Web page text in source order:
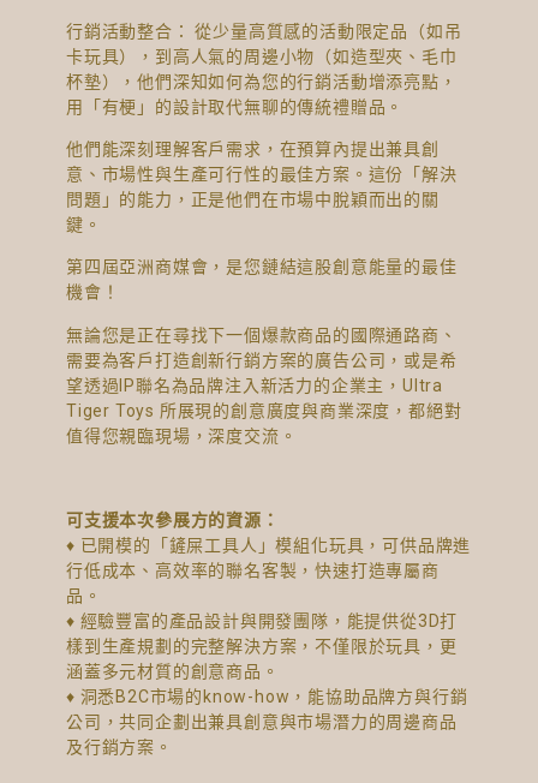
行銷活動整合： 從少量高質感的活動限定品（如吊
卡玩具），到高人氣的周邊小物（如造型夾、毛巾
杯墊），他們深知如何為您的行銷活動增添亮點，
用「有梗」的設計取代無聊的傳統禮贈品。
他們能深刻理解客戶需求，在預算內提出兼具創
意、市場性與生產可行性的最佳方案。這份「解決
問題」的能力，正是他們在市場中脫穎而出的關
鍵。
第四屆亞洲商媒會，是您鏈結這股創意能量的最佳
機會！
無論您是正在尋找下一個爆款商品的國際通路商、
需要為客戶打造創新行銷方案的廣告公司，或是希
望透過IP聯名為品牌注入新活力的企業主，Ultra
Tiger Toys 所展現的創意廣度與商業深度，都絕對
值得您親臨現場，深度交流。
可支援本次參展方的資源：
♦ 已開模的「鏟屎工具人」模組化玩具，可供品牌進
行低成本、高效率的聯名客製，快速打造專屬商
品。
♦ 經驗豐富的產品設計與開發團隊，能提供從3D打
樣到生產規劃的完整解決方案，不僅限於玩具，更
涵蓋多元材質的創意商品。
♦ 洞悉B2C市場的know-how，能協助品牌方與行銷
公司，共同企劃出兼具創意與市場潛力的周邊商品
及行銷方案。